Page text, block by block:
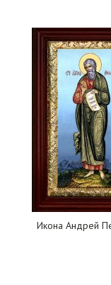
Икона Андрей